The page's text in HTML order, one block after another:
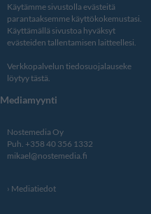
Käytämme sivustolla evästeitä
parantaaksemme käyttökokemustasi.
Käyttämällä sivustoa hyväksyt
evästeiden tallentamisen laitteellesi.
Verkkopalvelun tiedosuojalauseke
löytyy tästä
Mediamyynti
Nostemedia Oy
Puh. +358 40 356 1332
mikael@nostemedia.fi
Mediatiedot